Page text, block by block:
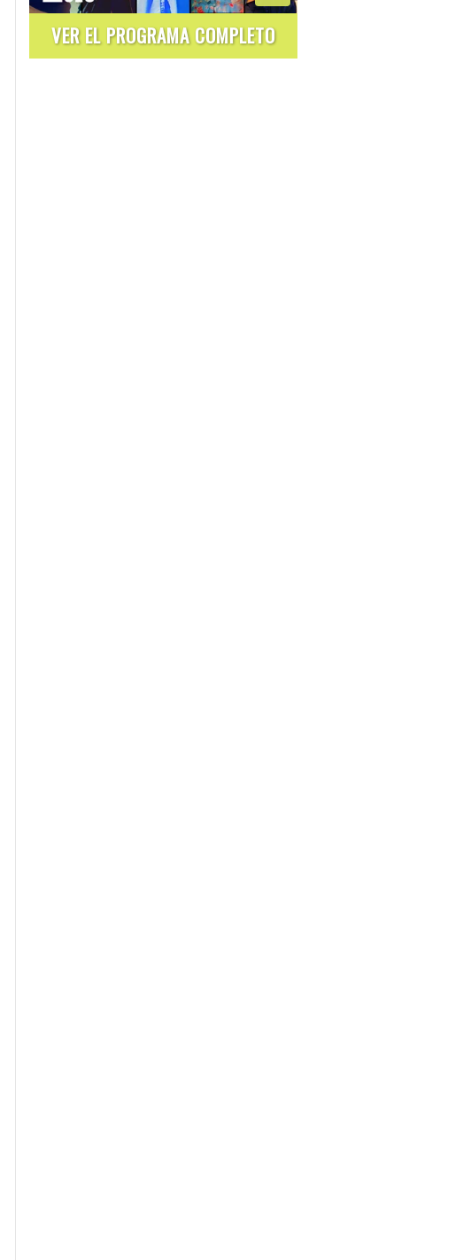
VER EL PROGRAMA COMPLETO